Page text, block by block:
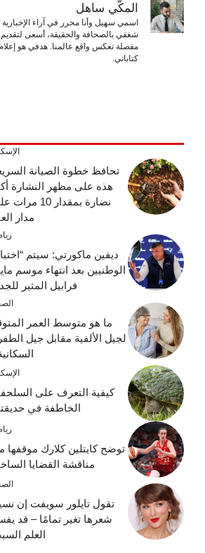
المكّي ساهل
اسمي سهيل وأنا محرر في آراء
شغفي بالصحافة والحقيقة، أسعى لتقديم
مفصلة تعكس واقع عالمنا. هدفي هو إعلام
كتاباتي.
تحافظ خطوة الصيانة
هذه على مظهر النشارة
نضارة بمقدار 10
مدار
ديفين ماكورتي: سيتم
الوطنيين بعد انتهاء موسم
فرابيل المثير
ما هو متوسط ​​العمر
لجيل الألفية مقابل جيل
كيفية التعرف على
الخاطفة في
توضح كايتلين كلارك موقفها
مناقشة القضايا
تقول تايلور سويفت إن
شعرها تغير تمامًا – قد
العلم